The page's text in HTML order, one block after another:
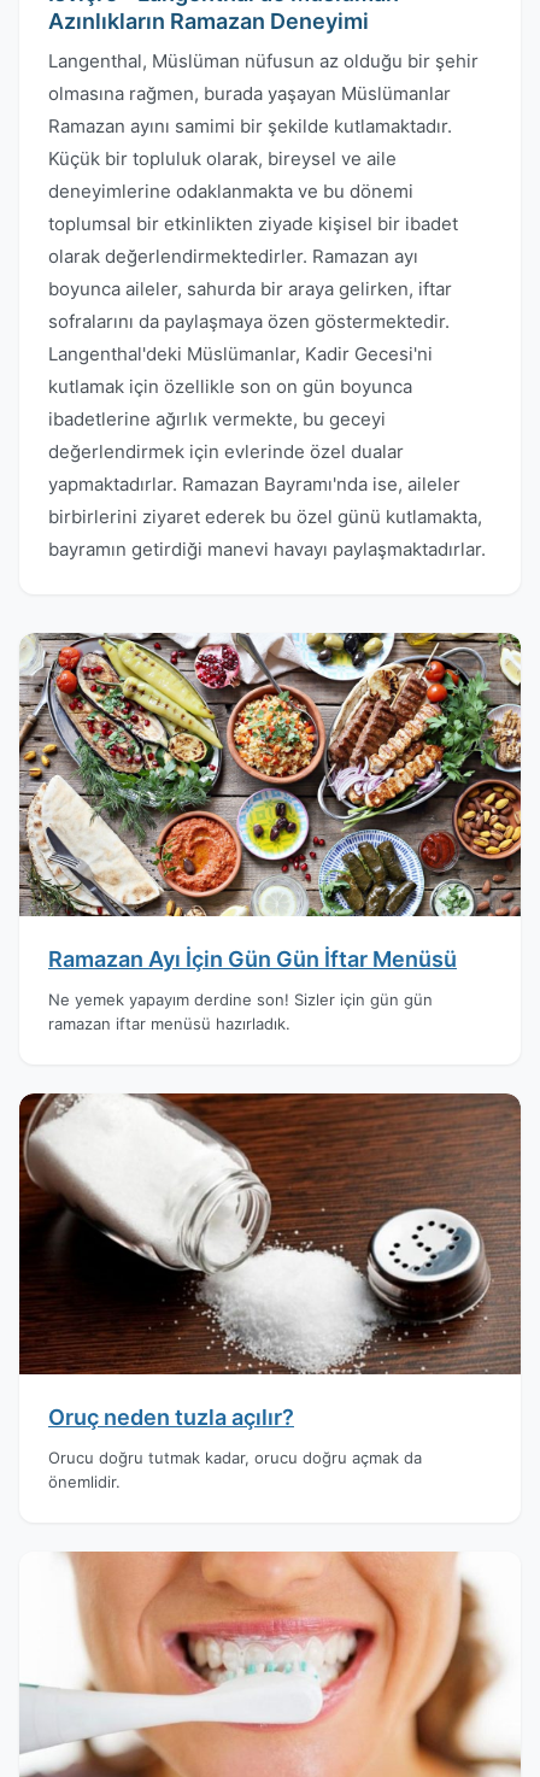
Azınlıkların Ramazan Deneyimi
Langenthal, Müslüman nüfusun az olduğu bir şehir
olmasına rağmen, burada yaşayan Müslümanlar
Ramazan ayını samimi bir şekilde kutlamaktadır.
Küçük bir topluluk olarak, bireysel ve aile
deneyimlerine odaklanmakta ve bu dönemi
toplumsal bir etkinlikten ziyade kişisel bir ibadet
olarak değerlendirmektedirler. Ramazan ayı
boyunca aileler, sahurda bir araya gelirken, iftar
sofralarını da paylaşmaya özen göstermektedir.
Langenthal'deki Müslümanlar, Kadir Gecesi'ni
kutlamak için özellikle son on gün boyunca
ibadetlerine ağırlık vermekte, bu geceyi
değerlendirmek için evlerinde özel dualar
yapmaktadırlar. Ramazan Bayramı'nda ise, aileler
birbirlerini ziyaret ederek bu özel günü kutlamakta,
bayramın getirdiği manevi havayı paylaşmaktadırlar.
Ramazan Ayı İçin Gün Gün İftar Menüsü
Ne yemek yapayım derdine son! Sizler için gün gün
ramazan iftar menüsü hazırladık.
Oruç neden tuzla açılır?
Orucu doğru tutmak kadar, orucu doğru açmak da
önemlidir.